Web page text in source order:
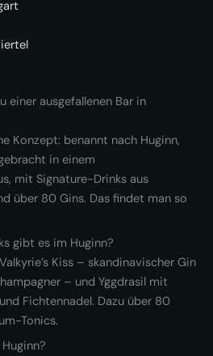
einer ausgefallenen Bar in
Konzept: benannt nach Huginn,
in einem
mit Signature-Drinks aus
über 80 Gins. Das findet man so
gibt es im Huginn?
Kiss – skandinavischer Gin
– und Yggdrasil mit
Fichtennadel. Dazu über 80
Tonics.